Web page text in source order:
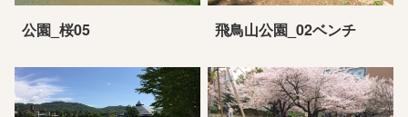
公園_桜05 飛鳥山公園_02ベンチ